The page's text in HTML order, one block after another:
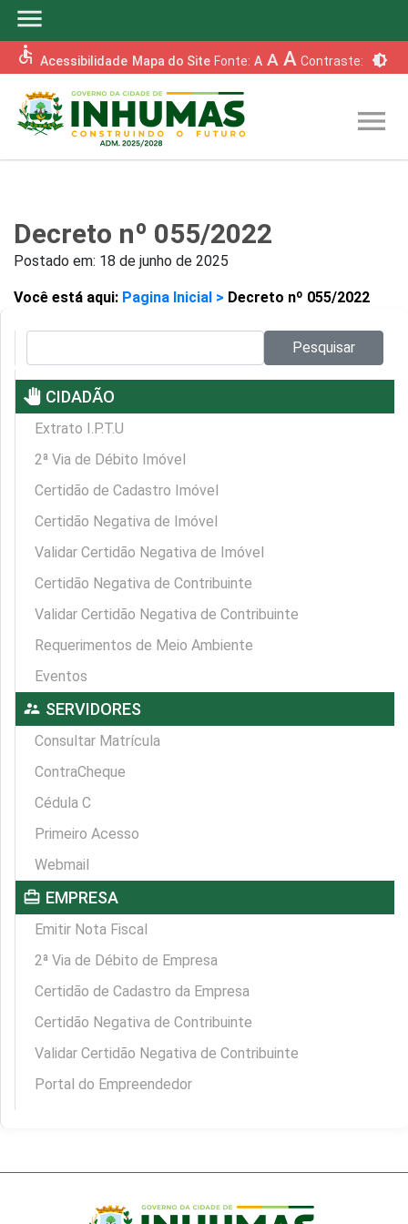
menu
accessible Acessibilidade Mapa do Site Fonte: A A A Contraste: brightness_6
menu
Decreto nº 055/2022
Postado em: 18 de junho de 2025
Você está aqui: Pagina Inicial > Decreto nº 055/2022
Pesquisar
pan_tool CIDADÃO
Extrato I.P.T.U
2ª Via de Débito Imóvel
Certidão de Cadastro Imóvel
Certidão Negativa de Imóvel
Validar Certidão Negativa de Imóvel
Certidão Negativa de Contribuinte
Validar Certidão Negativa de Contribuinte
Requerimentos de Meio Ambiente
Eventos
supervisor_account SERVIDORES
Consultar Matrícula
ContraCheque
Cédula C
Primeiro Acesso
Webmail
card_travel EMPRESA
Emitir Nota Fiscal
2ª Via de Débito de Empresa
Certidão de Cadastro da Empresa
Certidão Negativa de Contribuinte
Validar Certidão Negativa de Contribuinte
Portal do Empreendedor